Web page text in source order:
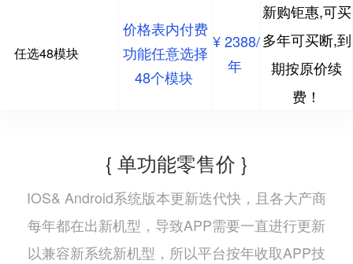
任选48模块
价格表内付费
功能任意选择
48个模块
¥ 2388/
年
新购钜惠,可买
多年可买断,到
期按原价续
费！
{ 单功能零售价 }
IOS& Android系统版本更新迭代快，且各大产商
每年都在出新机型，导致APP需要一直进行更新
以兼容新系统新机型，所以平台按年收取APP技